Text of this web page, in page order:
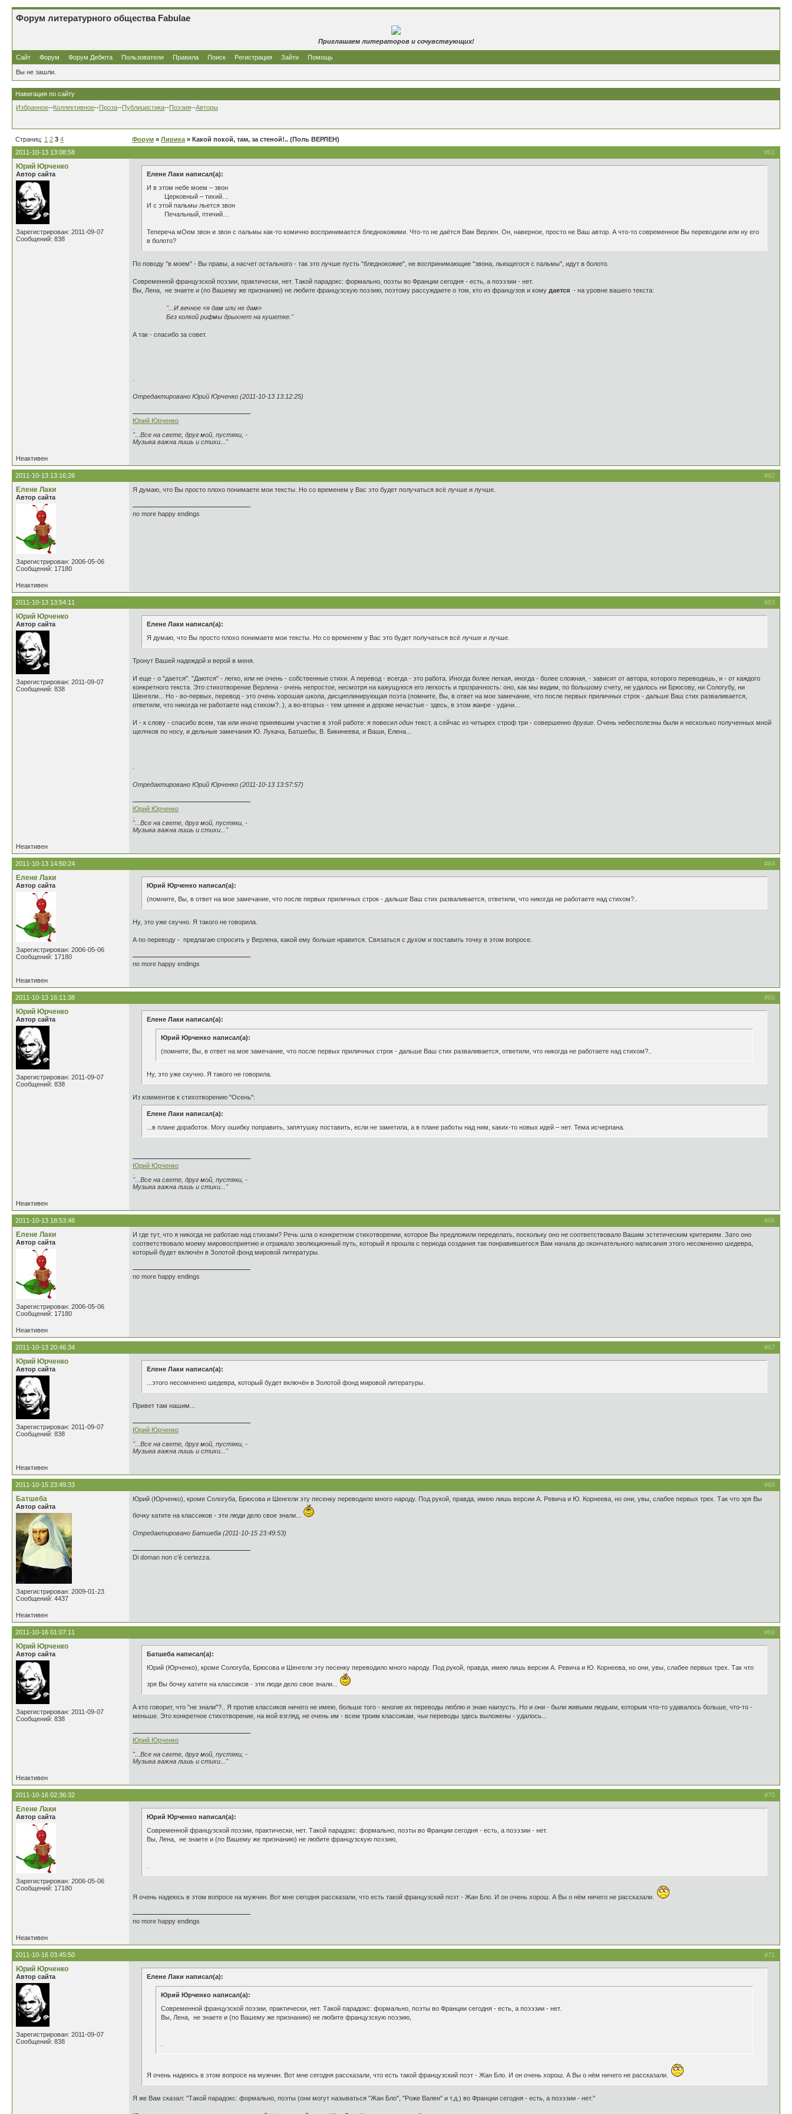
Форум литературного общества Fabulae
Приглашаем литераторов и сочувствующих!
Сайт Форум Форум Дебюта Пользователи Правила Поиск Регистрация Зайти Помощь
Вы не зашли.
Навигация по сайту
Избранное--Коллективное--Проза--Публицистика--Поэзия--Авторы
Страниц: 1 2 3 4 Форум » Лирика » Какой покой, там, за стеной!.. (Поль ВЕРЛЕН)
#61
2011-10-13 13:08:58
Юрий Юрченко
Автор сайта
Зарегистрирован: 2011-09-07
Сообщений: 838
Елене Лаки написал(а):
И в этом небе моем – звон
Церковный – тихий…
И с этой пальмы льется звон
Печальный, птичий…
Тепереча мОем звон и звон с пальмы как-то комично воспринимается бледнокожими. Что-то не даётся Вам Верлен. Он, наверное, просто не Ваш автор. А что-то современное Вы переводили или ну его
в болото?
По поводу "в моем" - Вы правы, а насчет остального - так это лучше пусть "бледнокожие", не воспринимающие "звона, льющегося с пальмы", идут в болото.
Современной французской поэзии, практически, нет. Такой парадокс: формально, поэты во Франции сегодня - есть, а поээзии - нет.
Вы, Лена, не знаете и (по Вашему же признанию) не любите французскую поэзию, поэтому рассуждаете о том, кто из французов и кому дается - на уровне вашего текста:
"...И вечное «я дам или не дам»
Без колкой рифмы дрыхнет на кушетке."
А так - спасибо за совет.
Отредактировано Юрий Юрченко (2011-10-13 13:12:25)
Юрий Юрченко
"...Все на свете, друг мой, пустяки, -
Музыка важна лишь и стихи..."
Неактивен
#62
2011-10-13 13:16:26
Елене Лаки
Автор сайта
Зарегистрирован: 2006-05-06
Сообщений: 17180
Я думаю, что Вы просто плохо понимаете мои тексты. Но со временем у Вас это будет получаться всё лучше и лучше.
no more happy endings
Неактивен
#63
2011-10-13 13:54:11
Юрий Юрченко
Автор сайта
Зарегистрирован: 2011-09-07
Сообщений: 838
Елене Лаки написал(а):
Я думаю, что Вы просто плохо понимаете мои тексты. Но со временем у Вас это будет получаться всё лучше и лучше.
Тронут Вашей надеждой и верой в меня.
И еще - о "дается". "Даются" - легко, или не очень - собственные стихи. А перевод - всегда - это работа. Иногда более легкая, иногда - более сложная, - зависит от автора, которого переводишь, и - от каждого
конкретного текста. Это стихотворение Верлена - очень непростое, несмотря на кажущуюся его легкость и прозрачность: оно, как мы видим, по большому счету, не удалось ни Брюсову, ни Сологубу, ни
Шенгели... Но - во-первых, перевод - это очень хорошая школа, дисциплинирующая поэта (помните, Вы, в ответ на мое замечание, что после первых приличных строк - дальше Ваш стих разваливается,
ответили, что никогда не работаете над стихом?..), а во-вторых - тем ценнее и дороже нечастые - здесь, в этом жанре - удачи...
И - к слову - спасибо всем, так или иначе принявшим участие в этой работе: я повесил один текст, а сейчас из четырех строф три - совершенно другие . Очень небесполезны были и несколько полученных мной
щелчков по носу, и дельные замечания Ю. Лукача, Батшебы, В. Бикинеева, и Ваши, Елена...
Отредактировано Юрий Юрченко (2011-10-13 13:57:57)
Юрий Юрченко
"...Все на свете, друг мой, пустяки, -
Музыка важна лишь и стихи..."
Неактивен
#64
2011-10-13 14:50:24
Елене Лаки
Автор сайта
Зарегистрирован: 2006-05-06
Сообщений: 17180
Юрий Юрченко написал(а):
(помните, Вы, в ответ на мое замечание, что после первых приличных строк - дальше Ваш стих разваливается, ответили, что никогда не работаете над стихом?..
Ну, это уже скучно. Я такого не говорила.
А по переводу - предлагаю спросить у Верлена, какой ему больше нравится. Связаться с духом и поставить точку в этом вопросе.
no more happy endings
Неактивен
#65
2011-10-13 16:11:38
Юрий Юрченко
Автор сайта
Зарегистрирован: 2011-09-07
Сообщений: 838
Елене Лаки написал(а):
Юрий Юрченко написал(а):
(помните, Вы, в ответ на мое замечание, что после первых приличных строк - дальше Ваш стих разваливается, ответили, что никогда не работаете над стихом?..
Ну, это уже скучно. Я такого не говорила.
Из комментов к стихотворению "Осень":
Елене Лаки написал(а):
...в плане доработок. Могу ошибку поправить, запятушку поставить, если не заметила, а в плане работы над ним, каких-то новых идей – нет. Тема исчерпана.
Юрий Юрченко
"...Все на свете, друг мой, пустяки, -
Музыка важна лишь и стихи..."
Неактивен
#66
2011-10-13 18:53:46
Елене Лаки
Автор сайта
Зарегистрирован: 2006-05-06
Сообщений: 17180
И где тут, что я никогда не работаю над стихами? Речь шла о конкретном стихотворении, которое Вы предложили переделать, поскольку оно не соответствовало Вашим эстетическим критериям. Зато оно
соответствовало моему мировосприятию и отражало эволюционный путь, который я прошла с периода создания так понравившегося Вам начала до окончательного написания этого несомненно шедевра,
который будет включён в Золотой фонд мировой литературы.
no more happy endings
Неактивен
#67
2011-10-13 20:46:34
Юрий Юрченко
Автор сайта
Зарегистрирован: 2011-09-07
Сообщений: 838
Елене Лаки написал(а):
...этого несомненно шедевра, который будет включён в Золотой фонд мировой литературы.
Привет там нашим...
Юрий Юрченко
"...Все на свете, друг мой, пустяки, -
Музыка важна лишь и стихи..."
Неактивен
#68
2011-10-15 23:49:33
Батшеба
Автор сайта
Зарегистрирован: 2009-01-23
Сообщений: 4437
Юрий (Юрченко), кроме Сологуба, Брюсова и Шенгели эту песенку переводило много народу. Под рукой, правда, имею лишь версии А. Ревича и Ю. Корнеева, но они, увы, слабее первых трех. Так что зря Вы
бочку катите на классиков - эти люди дело свое знали...
Отредактировано Батшеба (2011-10-15 23:49:53)
Di doman non c'è certezza.
Неактивен
#69
2011-10-16 01:07:11
Юрий Юрченко
Автор сайта
Зарегистрирован: 2011-09-07
Сообщений: 838
Батшеба написал(а):
Юрий (Юрченко), кроме Сологуба, Брюсова и Шенгели эту песенку переводило много народу. Под рукой, правда, имею лишь версии А. Ревича и Ю. Корнеева, но они, увы, слабее первых трех. Так что
зря Вы бочку катите на классиков - эти люди дело свое знали...
А кто говорит, что "не знали"?.. Я против классиков ничего не имею, больше того - многие их переводы люблю и знаю наизусть. Но и они - были живыми людьми, которым что-то удавалось больше, что-то -
меньше. Это конкретное стихотворение, на мой взгляд, не очень им - всем троим классикам, чьи переводы здесь выложены - удалось...
Юрий Юрченко
"...Все на свете, друг мой, пустяки, -
Музыка важна лишь и стихи..."
Неактивен
#70
2011-10-16 02:36:32
Елене Лаки
Автор сайта
Зарегистрирован: 2006-05-06
Сообщений: 17180
Юрий Юрченко написал(а):
Современной французской поэзии, практически, нет. Такой парадокс: формально, поэты во Франции сегодня - есть, а поээзии - нет.
Вы, Лена, не знаете и (по Вашему же признанию) не любите французскую поэзию,
Я очень надеюсь в этом вопросе на мужчин. Вот мне сегодня рассказали, что есть такой французский поэт - Жан Бло. И он очень хорош. А Вы о нём ничего не рассказали.
no more happy endings
Неактивен
#71
2011-10-16 03:45:50
Юрий Юрченко
Автор сайта
Зарегистрирован: 2011-09-07
Сообщений: 838
Елене Лаки написал(а):
Юрий Юрченко написал(а):
Современной французской поэзии, практически, нет. Такой парадокс: формально, поэты во Франции сегодня - есть, а поээзии - нет.
Вы, Лена, не знаете и (по Вашему же признанию) не любите французскую поэзию,
Я очень надеюсь в этом вопросе на мужчин. Вот мне сегодня рассказали, что есть такой французский поэт - Жан Бло. И он очень хорош. А Вы о нём ничего не рассказали.
Я же Вам сказал: "Такой парадокс: формально, поэты (они могут называться "Жан Бло", "Роже Вален" и т.д.) во Франции сегодня - есть, а поээзии - нет."